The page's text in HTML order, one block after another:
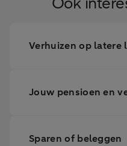
Verhuizen op latere
Jouw pensioen en
Sparen of beleggen